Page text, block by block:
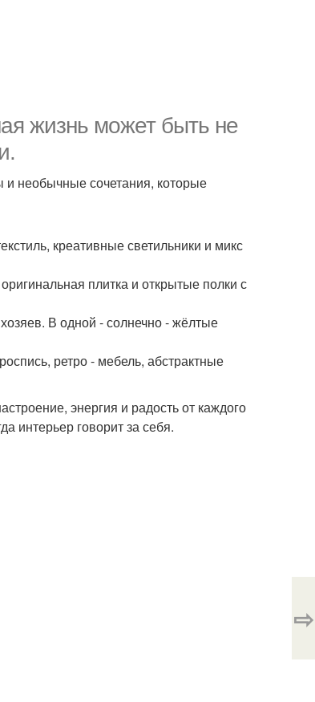
жизнь может быть не
необычные сочетания, которые
креативные светильники и микс
плитка и открытые полки с
В одной - солнечно - жёлтые
ретро - мебель, абстрактные
энергия и радость от каждого
интерьер говорит за себя.
⇨